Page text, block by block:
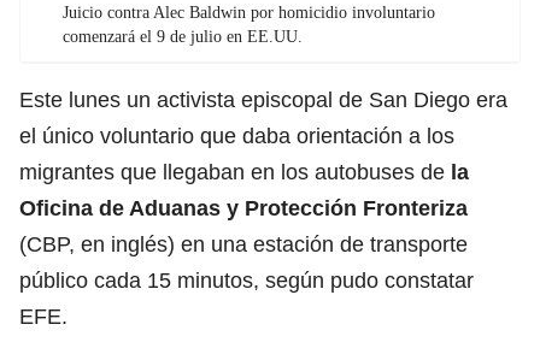
Juicio contra Alec Baldwin por homicidio involuntario
comenzará el 9 de julio en EE.UU.
Este lunes un activista episcopal de San Diego era
el único voluntario que daba orientación a los
migrantes que llegaban en los autobuses de la
Oficina de Aduanas y Protección Fronteriza
(CBP, en inglés) en una estación de transporte
público cada 15 minutos, según pudo constatar
EFE.